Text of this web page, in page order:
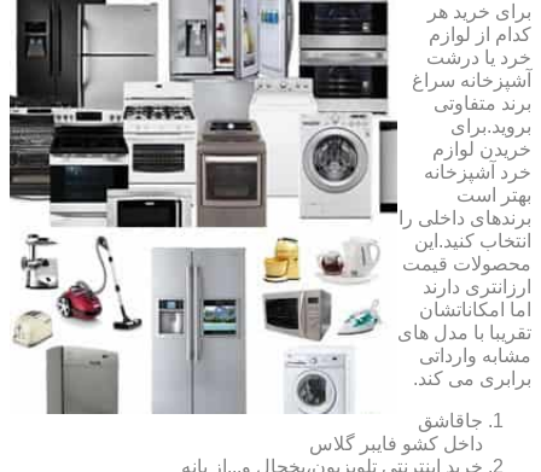
برای خرید هر
کدام از لوازم
خرد یا درشت
آشپزخانه سراغ
برند متفاوتی
بروید.برای
خریدن لوازم
خرد آشپزخانه
بهتر است
برندهای داخلی را
انتخاب کنید.این
محصولات قیمت
ارزانتری دارند
اما امکاناتشان
تقریبا با مدل های
مشابه وارداتی
برابری می کند.
جاقاشق
داخل کشو فایبر گلاس
خرید اینترنتی تلویزیون،یخچال و...از بانه